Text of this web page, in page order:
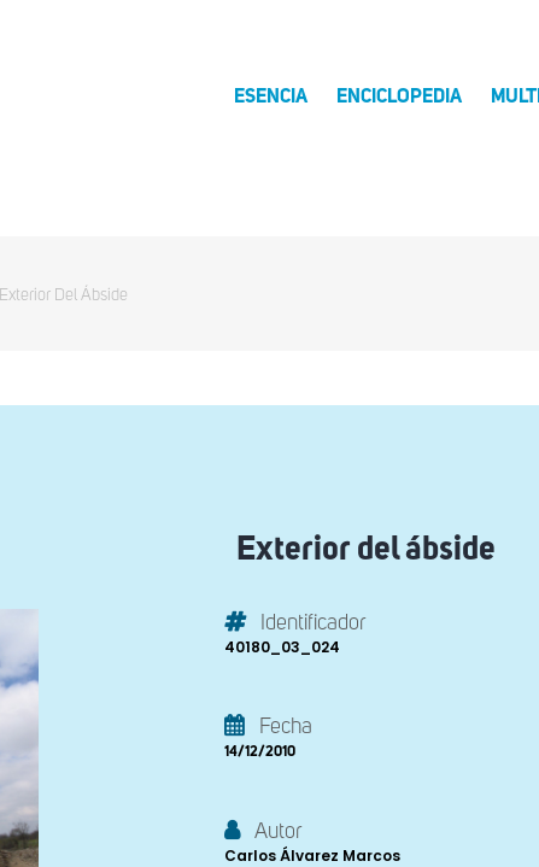
ESENCIA ENCICLOPEDIA
Exterior Del Ábside
Exterior del ábside
Identificador
40180_03_024
Fecha
14/12/2010
Autor
Carlos Álvarez Marcos